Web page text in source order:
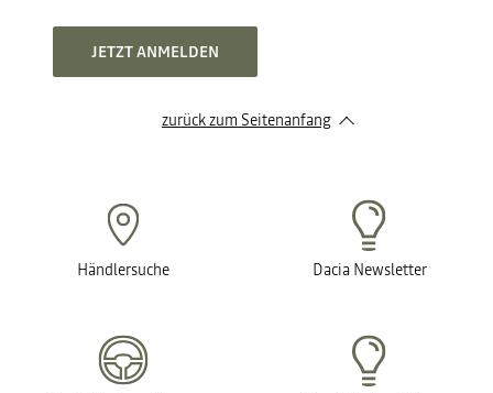
JETZT ANMELDEN
zurück zum Seitenanfang
Händlersuche Dacia Newsletter